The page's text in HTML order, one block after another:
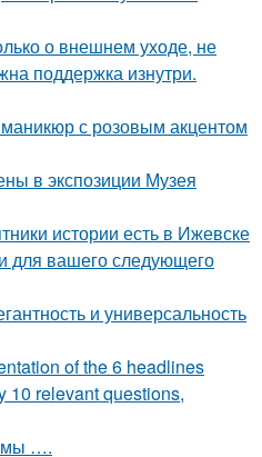
о внешнем уходе, не
поддержка изнутри.
с розовым акцентом
в экспозиции Музея
истории есть в Ижевске
для вашего следующего
и универсальность
of the 6 headlines
10 relevant questions,
….